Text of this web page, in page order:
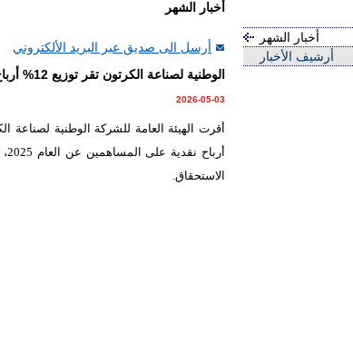
أخبار الشهر
أخبار الشهر
أرشيف الأخبار
أرسل الى صديق عبر البريد الألكتروني
الوطنية لصناعة الكرتون تقر توزيع 12% أرباح نقدية عن العام 2025
2026-05-03
أقرت الهيئة العامة للشركة الوطنية لصناعة
الاستحقاق.